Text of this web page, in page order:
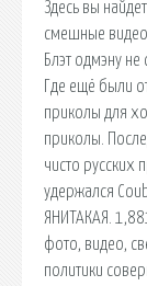
Здесь вы
смешные
Блэт одмэну
Где ещё были
приколы для
приколы.
чисто русских
удержался
ЯНИТАКАЯ.
фото, видео,
политики